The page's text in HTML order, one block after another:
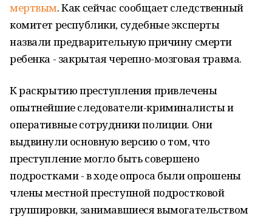
мертвым. Как сейчас сообщает следственный
комитет республики, судебные эксперты
назвали предварительную причину смерти
ребенка - закрытая черепно-мозговая травма.
К раскрытию преступления привлечены
опытнейшие следователи-криминалисты и
оперативные сотрудники полиции. Они
выдвинули основную версию о том, что
преступление могло быть совершено
подростками - в ходе опроса были опрошены
члены местной преступной подростковой
группировки, занимавшиеся вымогательством